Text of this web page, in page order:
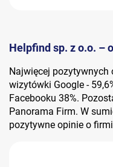
Helpfind sp. z o.o. –
Najwięcej
wizytówki Google -
Facebooku 38%.
Panorama Firm. W
pozytywne opinie o